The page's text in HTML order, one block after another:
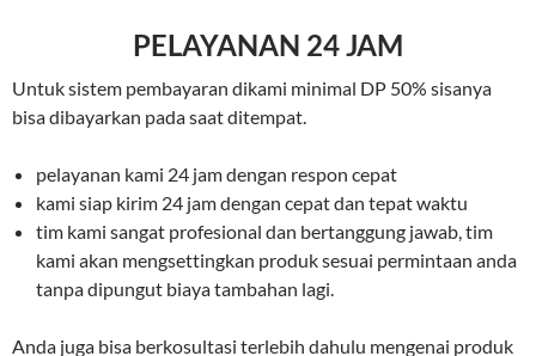
PELAYANAN 24 JAM
Untuk sistem pembayaran dikami minimal DP 50% sisanya
bisa dibayarkan pada saat ditempat.
pelayanan kami 24 jam dengan respon cepat
kami siap kirim 24 jam dengan cepat dan tepat waktu
tim kami sangat profesional dan bertanggung jawab, tim
kami akan mengsettingkan produk sesuai permintaan anda
tanpa dipungut biaya tambahan lagi.
Anda juga bisa berkosultasi terlebih dahulu mengenai produk